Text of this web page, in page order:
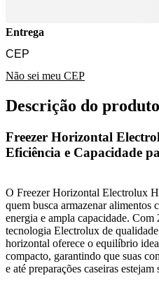
Entrega
Não sei meu CEP
Descrição do produto
Freezer Horizontal
Eficiência e Capacidade
O Freezer Horizontal Electrolux
quem busca armazenar alimentos
energia e ampla capacidade.
tecnologia Electrolux de
horizontal oferece o equilíbrio
compacto, garantindo que suas
e até preparações caseiras